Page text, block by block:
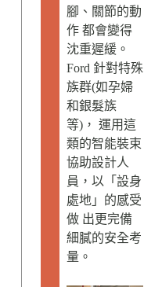
腳、關節的動
作 都會變得
沈重遲緩。
Ford 針對特殊
族群(如孕婦
和銀髮族
等)， 運用這
類的智能裝束
協助設計人
員，以「設身
處地」的感受
做 出更完備
細膩的安全考
量。